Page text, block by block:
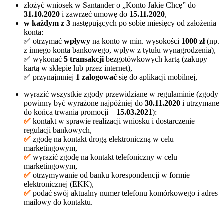
złożyć wniosek w Santander o „Konto Jakie Chcę” do
31.10.2020 i zawrzeć umowę do 15.11.2020,
w każdym z 3 następujących po sobie miesięcy od założenia
konta:
✅ otrzymać wpływy na konto w min. wysokości 1000 zł(np.
z innego konta bankowego, wpływ z tytułu wynagrodzenia),
✅ wykonać 5 transakcji bezgotówkowych kartą (zakupy
kartą w sklepie lub przez internet),
✅ przynajmniej 1 zalogować się do aplikacji mobilnej,
wyrazić wszystkie zgody przewidziane w regulaminie (zgody
powinny być wyrażone najpóźniej do 30.11.2020 i utrzymane
do końca trwania promocji – 15.03.2021):
✅ kontakt w sprawie realizacji wniosku i dostarczenie
regulacji bankowych,
✅ zgodę na kontakt drogą elektroniczną w celu
marketingowym,
✅ wyrazić zgodę na kontakt telefoniczny w celu
marketingowym,
✅ otrzymywanie od banku korespondencji w formie
elektronicznej (EKK),
✅ podać swój aktualny numer telefonu komórkowego i adres
mailowy do kontaktu.